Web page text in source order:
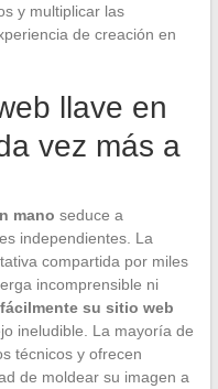
y multiplicar las
de creación en
llave en
vez más a
mano seduce a
independientes. La
compartida por miles
incomprensible ni
su sitio web
ineludible. La mayoría de
técnicos y ofrecen
de moldear su imagen a